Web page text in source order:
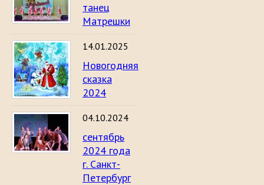
танец
Матрешки
14.01.2025
Новогодняя
сказка
2024
04.10.2024
сентябрь
2024 года
г. Санкт-
Петербург